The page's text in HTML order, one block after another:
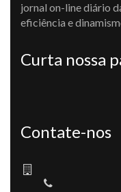
jornal on-line diário
eficiência e
Curta nossa
Contate-nos